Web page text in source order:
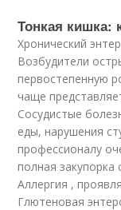
Тонкая кишка:
Хронический
Возбудители
первостепенную
чаще
Сосудистые
еды, нарушения
профессионалу
полная закупорка
Аллергия ,
Глютеновая